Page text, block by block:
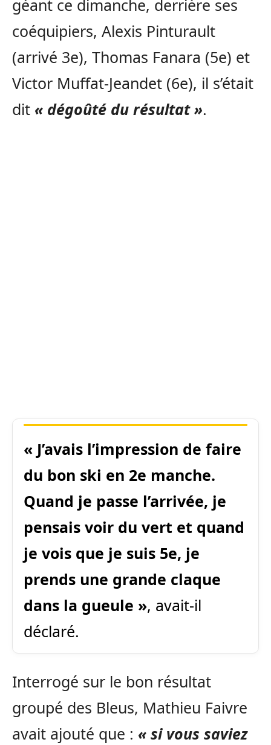
géant ce dimanche, derrière ses
coéquipiers, Alexis Pinturault
(arrivé 3e), Thomas Fanara (5e) et
Victor Muffat-Jeandet (6e), il s’était
dit « dégoûté du résultat ».
« J’avais l’impression de faire
du bon ski en 2e manche.
Quand je passe l’arrivée, je
pensais voir du vert et quand
je vois que je suis 5e, je
prends une grande claque
dans la gueule », avait-il
déclaré.
Interrogé sur le bon résultat
groupé des Bleus, Mathieu Faivre
avait ajouté que : « si vous saviez